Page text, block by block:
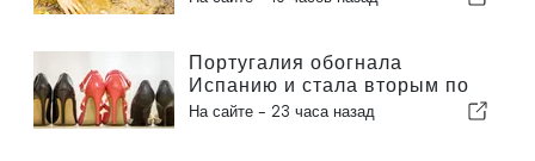
Португалия обогнала
Испанию и стала вторым по
величине производителем
На сайте - 23 часа назад